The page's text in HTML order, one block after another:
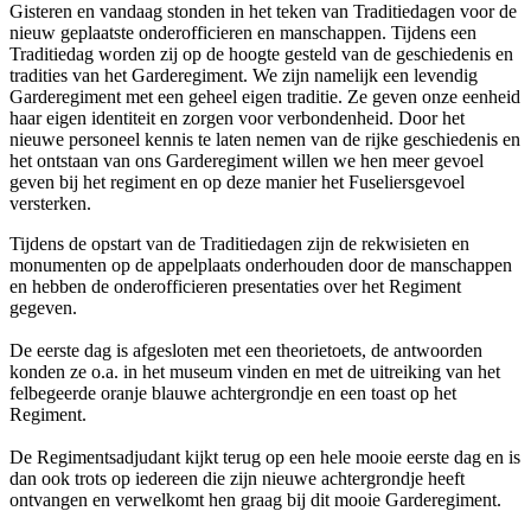
Gisteren en vandaag stonden in het teken van Traditiedagen voor de
nieuw geplaatste onderofficieren en manschappen. Tijdens een
Traditiedag worden zij op de hoogte gesteld van de geschiedenis en
tradities van het Garderegiment. We zijn namelijk een levendig
Garderegiment met een geheel eigen traditie. Ze geven onze eenheid
haar eigen identiteit en zorgen voor verbondenheid. Door het
nieuwe personeel kennis te laten nemen van de rijke geschiedenis en
het ontstaan van ons Garderegiment willen we hen meer gevoel
geven bij het regiment en op deze manier het Fuseliersgevoel
versterken.
Tijdens de opstart van de Traditiedagen zijn de rekwisieten en
monumenten op de appelplaats onderhouden door de manschappen
en hebben de onderofficieren presentaties over het Regiment
gegeven.
De eerste dag is afgesloten met een theorietoets, de antwoorden
konden ze o.a. in het museum vinden en met de uitreiking van het
felbegeerde oranje blauwe achtergrondje en een toast op het
Regiment.
De Regimentsadjudant kijkt terug op een hele mooie eerste dag en is
dan ook trots op iedereen die zijn nieuwe achtergrondje heeft
ontvangen en verwelkomt hen graag bij dit mooie Garderegiment.